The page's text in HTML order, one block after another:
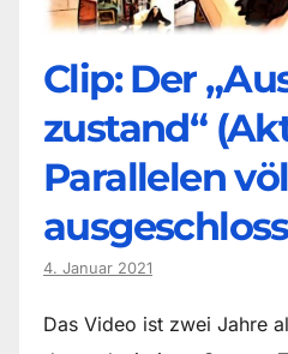
Clip: Der
zustand“
Parallelen
4. Januar 2021
Das Video ist zwei Jahre